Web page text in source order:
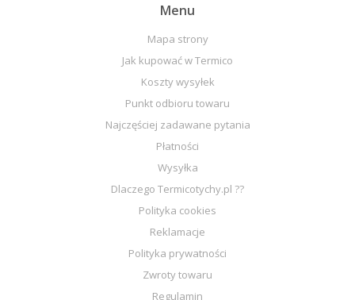
Menu
Mapa strony
Jak kupować w Termico
Koszty wysyłek
Punkt odbioru towaru
Najczęściej zadawane pytania
Płatności
Wysyłka
Dlaczego Termicotychy.pl ??
Polityka cookies
Reklamacje
Polityka prywatności
Zwroty towaru
Regulamin